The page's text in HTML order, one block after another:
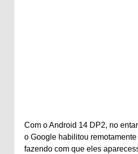
Com o Android 14 DP2, no
o Google habilitou
fazendo com que eles